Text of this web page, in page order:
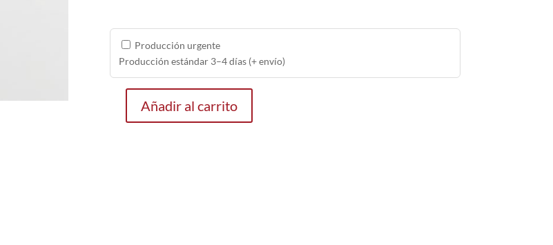
Producción urgente
Producción estándar 3–4 días (+ envío)
ImpresiónAñadir al carrito